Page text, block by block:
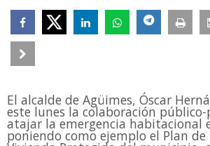
El alcalde de Agüimes, Óscar
este lunes la colaboración
atajar la emergencia habitacional
poniendo como ejemplo el Plan de